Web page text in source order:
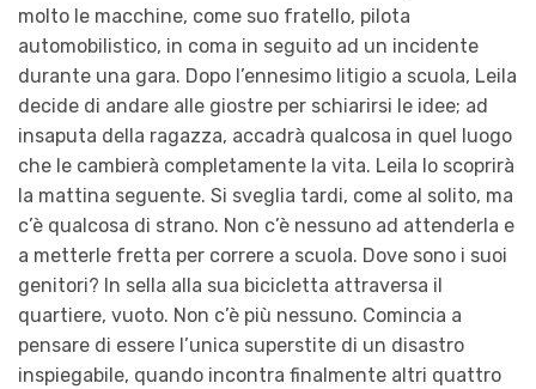
molto le macchine, come suo fratello, pilota
automobilistico, in coma in seguito ad un incidente
durante una gara. Dopo l’ennesimo litigio a scuola, Leila
decide di andare alle giostre per schiarirsi le idee; ad
insaputa della ragazza, accadrà qualcosa in quel luogo
che le cambierà completamente la vita. Leila lo scoprirà
la mattina seguente. Si sveglia tardi, come al solito, ma
c’è qualcosa di strano. Non c’è nessuno ad attenderla e
a metterle fretta per correre a scuola. Dove sono i suoi
genitori? In sella alla sua bicicletta attraversa il
quartiere, vuoto. Non c’è più nessuno. Comincia a
pensare di essere l’unica superstite di un disastro
inspiegabile, quando incontra finalmente altri quattro